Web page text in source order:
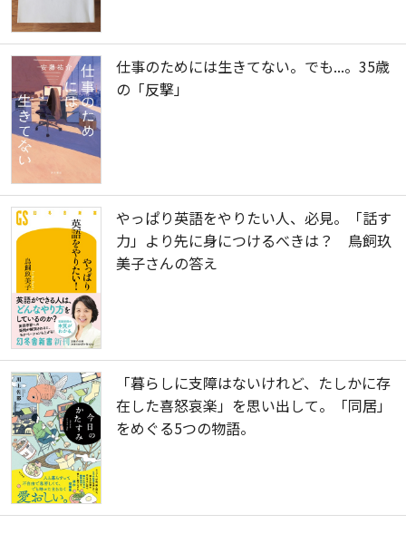
仕事のためには生きてない。でも...。35歳
の「反撃」
やっぱり英語をやりたい人、必見。「話す
力」より先に身につけるべきは？ 鳥飼玖
美子さんの答え
「暮らしに支障はないけれど、たしかに存
在した喜怒哀楽」を思い出して。「同居」
をめぐる5つの物語。